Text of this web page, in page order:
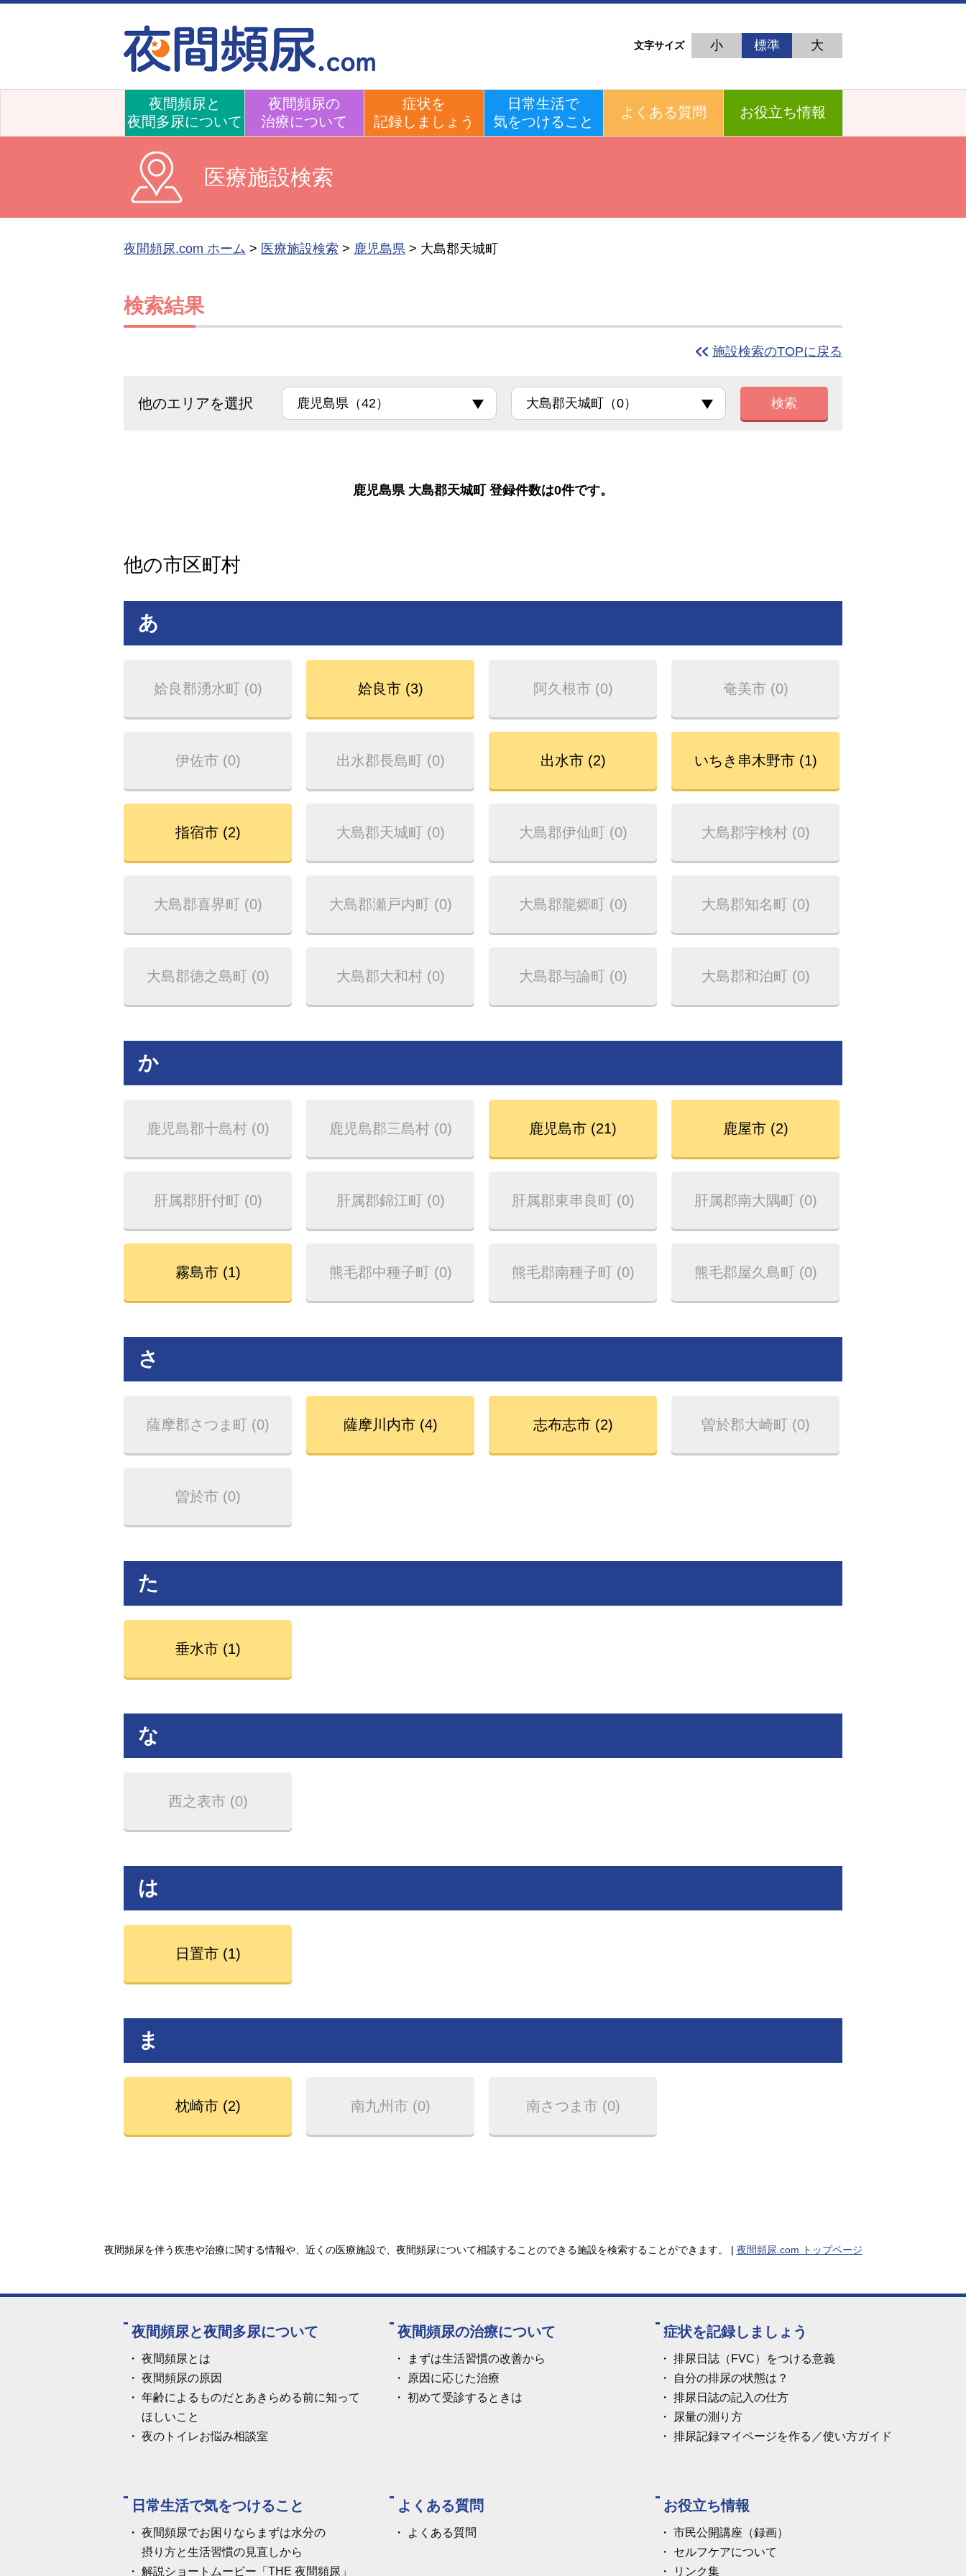
文字サイズ 小 標準 大
夜間頻尿と
夜間多尿について
夜間頻尿の
治療について
症状を
記録しましょう
日常生活で
気をつけること
よくある質問 お役立ち情報
医療施設検索
夜間頻尿.com ホーム > 医療施設検索 > 鹿児島県 > 大島郡天城町
検索結果
施設検索のTOPに戻る
他のエリアを選択 検索
鹿児島県 大島郡天城町 登録件数は0件です。
他の市区町村
あ
姶良郡湧水町 (0) 姶良市 (3) 阿久根市 (0) 奄美市 (0)
伊佐市 (0) 出水郡長島町 (0) 出水市 (2) いちき串木野市 (1)
指宿市 (2) 大島郡天城町 (0) 大島郡伊仙町 (0) 大島郡宇検村 (0)
大島郡喜界町 (0) 大島郡瀬戸内町 (0) 大島郡龍郷町 (0) 大島郡知名町 (0)
大島郡徳之島町 (0) 大島郡大和村 (0) 大島郡与論町 (0) 大島郡和泊町 (0)
か
鹿児島郡十島村 (0) 鹿児島郡三島村 (0) 鹿児島市 (21) 鹿屋市 (2)
肝属郡肝付町 (0) 肝属郡錦江町 (0) 肝属郡東串良町 (0) 肝属郡南大隅町 (0)
霧島市 (1) 熊毛郡中種子町 (0) 熊毛郡南種子町 (0) 熊毛郡屋久島町 (0)
さ
薩摩郡さつま町 (0) 薩摩川内市 (4) 志布志市 (2) 曽於郡大崎町 (0)
曽於市 (0)
た
垂水市 (1)
な
西之表市 (0)
は
日置市 (1)
ま
枕崎市 (2) 南九州市 (0) 南さつま市 (0)
夜間頻尿を伴う疾患や治療に関する情報や、近くの医療施設で、夜間頻尿について相談することのできる施設を検索することができます。 | 夜間頻尿.com トップページ
夜間頻尿と夜間多尿について
夜間頻尿とは
夜間頻尿の原因
年齢によるものだとあきらめる前に知って
ほしいこと
夜のトイレお悩み相談室
夜間頻尿の治療について
まずは生活習慣の改善から
原因に応じた治療
初めて受診するときは
症状を記録しましょう
排尿日誌（FVC）をつける意義
自分の排尿の状態は？
排尿日誌の記入の仕方
尿量の測り方
排尿記録マイページを作る／使い方ガイド
日常生活で気をつけること
夜間頻尿でお困りならまずは水分の
摂り方と生活習慣の見直しから
解説ショートムービー「THE 夜間頻尿」
よくある質問
よくある質問
お役立ち情報
市民公開講座（録画）
セルフケアについて
リンク集